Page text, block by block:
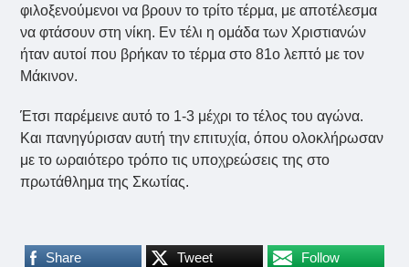
φιλοξενούμενοι να βρουν το τρίτο τέρμα, με αποτέλεσμα
να φτάσουν στη νίκη. Εν τέλι η ομάδα των Χριστιανών
ήταν αυτοί που βρήκαν το τέρμα στο 81ο λεπτό με τον
Μάκινον.
Έτσι παρέμεινε αυτό το 1-3 μέχρι το τέλος του αγώνα.
Και πανηγύρισαν αυτή την επιτυχία, όπου ολοκλήρωσαν
με το ωραιότερο τρόπο τις υποχρεώσεις της στο
πρωτάθλημα της Σκωτίας.
Share Tweet Follow